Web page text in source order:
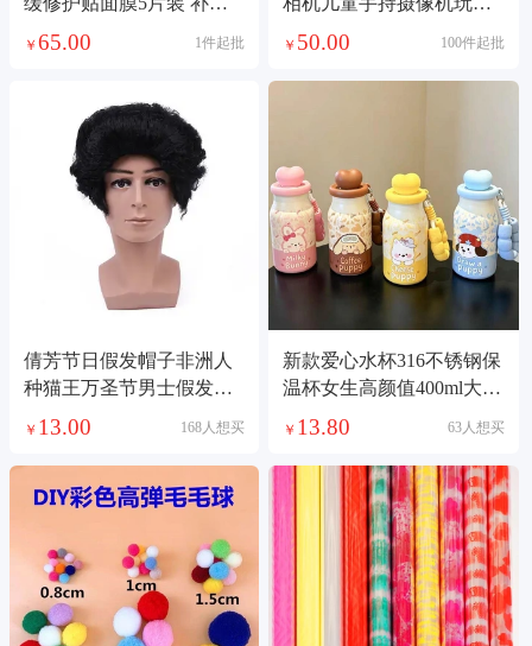
保湿舒缓敏感肌泛红屏障
￥ 65.00 1件起批
双镜头儿童相机
￥ 50.00 100件起批
倩芳节日假发帽子非洲人
种猫王万圣节男士假发说
唱首歌表演头套elvis
￥ 13.00 168人想买
新款爱心水杯316不锈钢保
温杯女生高颜值400ml大容
量泡茶吸管杯子
￥ 13.80 63人想买